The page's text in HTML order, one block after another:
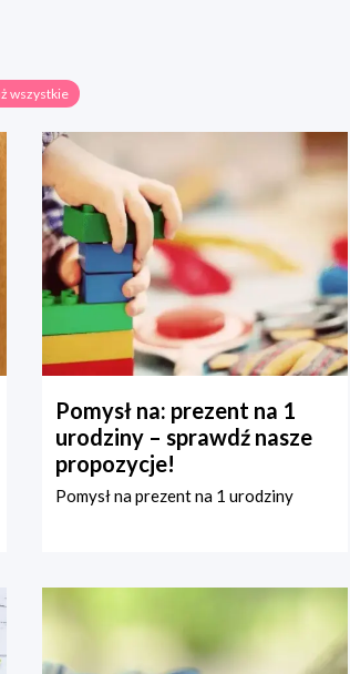
wszystkie
Pomysł na: prezent na 1
urodziny – sprawdź nasze
propozycje!
Pomysł na prezent na 1 urodziny